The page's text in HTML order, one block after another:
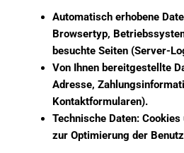
Automatisch erhobene
Browsertyp,
besuchte Seiten (Server-
Von Ihnen bereitgestellte
Adresse,
Kontaktformularen).
Technische Daten:
zur Optimierung der